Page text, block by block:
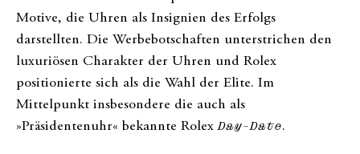
Motive, die Uhren als Insignien des Erfolgs
darstellten. Die Werbebotschaften unterstrichen den
luxuriösen Charakter der Uhren und Rolex
positionierte sich als die Wahl der Elite. Im
Mittelpunkt insbesondere die auch als
»Präsidentenuhr« bekannte RolexDay-Date.